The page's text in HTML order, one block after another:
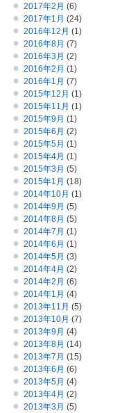
2017年2月 (6)
2017年1月 (24)
2016年12月 (1)
2016年8月 (7)
2016年3月 (2)
2016年2月 (1)
2016年1月 (7)
2015年12月 (1)
2015年11月 (1)
2015年9月 (1)
2015年6月 (2)
2015年5月 (1)
2015年4月 (1)
2015年3月 (5)
2015年1月 (18)
2014年10月 (1)
2014年9月 (5)
2014年8月 (5)
2014年7月 (1)
2014年6月 (1)
2014年5月 (3)
2014年4月 (2)
2014年2月 (6)
2014年1月 (4)
2013年11月 (5)
2013年10月 (7)
2013年9月 (4)
2013年8月 (14)
2013年7月 (15)
2013年6月 (6)
2013年5月 (4)
2013年4月 (2)
2013年3月 (5)